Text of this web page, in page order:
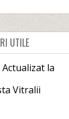
UTILE
la
Vitralii